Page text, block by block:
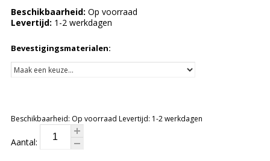
Beschikbaarheid: Op voorraad
Levertijd: 1-2 werkdagen
Bevestigingsmaterialen:
Beschikbaarheid: Op voorraad Levertijd: 1-2 werkdagen
Aantal: